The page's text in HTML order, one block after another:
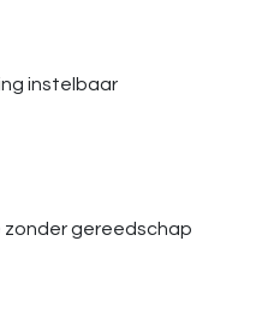
instelbaar
gereedschap